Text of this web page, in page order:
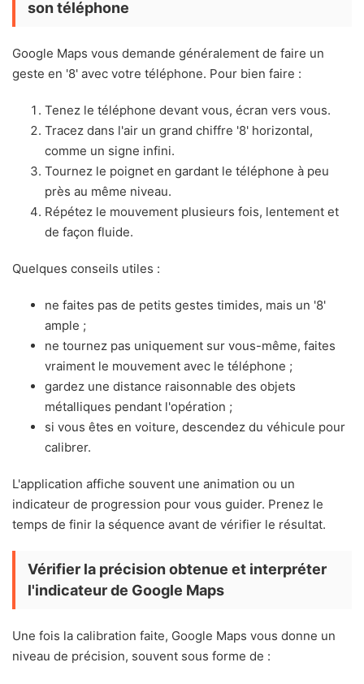
son téléphone
Google Maps vous demande généralement de faire un
geste en '8' avec votre téléphone. Pour bien faire :
Tenez le téléphone devant vous, écran vers vous.
Tracez dans l'air un grand chiffre '8' horizontal,
comme un signe infini.
Tournez le poignet en gardant le téléphone à peu
près au même niveau.
Répétez le mouvement plusieurs fois, lentement et
de façon fluide.
Quelques conseils utiles :
ne faites pas de petits gestes timides, mais un '8'
ample ;
ne tournez pas uniquement sur vous-même, faites
vraiment le mouvement avec le téléphone ;
gardez une distance raisonnable des objets
métalliques pendant l'opération ;
si vous êtes en voiture, descendez du véhicule pour
calibrer.
L'application affiche souvent une animation ou un
indicateur de progression pour vous guider. Prenez le
temps de finir la séquence avant de vérifier le résultat.
Vérifier la précision obtenue et interpréter
l'indicateur de Google Maps
Une fois la calibration faite, Google Maps vous donne un
niveau de précision, souvent sous forme de :